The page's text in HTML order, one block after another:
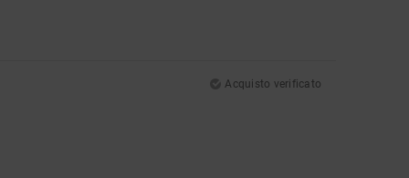
Acquisto verificato